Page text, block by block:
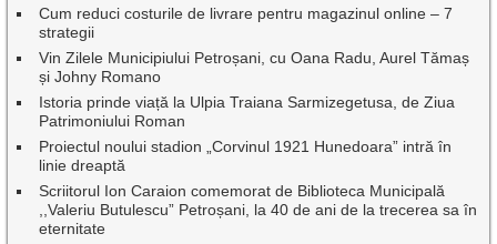
Cum reduci costurile de livrare pentru magazinul online – 7
strategii
Vin Zilele Municipiului Petroșani, cu Oana Radu, Aurel Tămaș
și Johny Romano
Istoria prinde viață la Ulpia Traiana Sarmizegetusa, de Ziua
Patrimoniului Roman
Proiectul noului stadion „Corvinul 1921 Hunedoara” intră în
linie dreaptă
Scriitorul Ion Caraion comemorat de Biblioteca Municipală
,,Valeriu Butulescu” Petroșani, la 40 de ani de la trecerea sa în
eternitate